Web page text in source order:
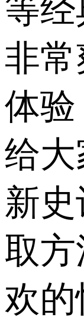
等
非
体
给
新
取
欢